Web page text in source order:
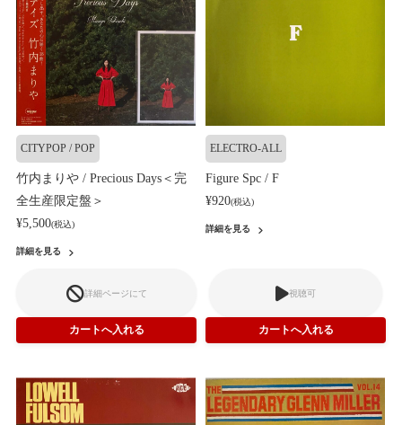
CITYPOP / POP
竹内まりや / Precious Days＜完
全生産限定盤＞
¥5,500(税込)
詳細を見る
詳細ページにて
ELECTRO-ALL
Figure Spc / F
¥920(税込)
詳細を見る
視聴可